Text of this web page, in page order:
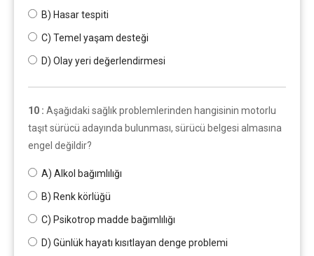
B) Hasar tespiti
C) Temel yaşam desteği
D) Olay yeri değerlendirmesi
10 : Aşağıdaki sağlık problemlerinden hangisinin motorlu
taşıt sürücü adayında bulunması, sürücü belgesi almasına
engel değildir?
A) Alkol bağımlılığı
B) Renk körlüğü
C) Psikotrop madde bağımlılığı
D) Günlük hayatı kısıtlayan denge problemi